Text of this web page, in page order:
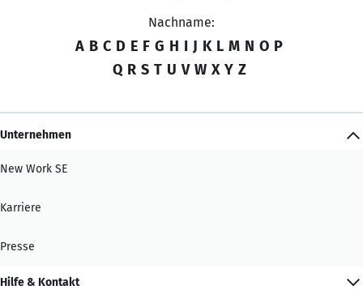
Nachname:
A B C D E F G H I J K L M N O P
Q R S T U V W X Y Z
Unternehmen
New Work SE
Karriere
Presse
Hilfe & Kontakt